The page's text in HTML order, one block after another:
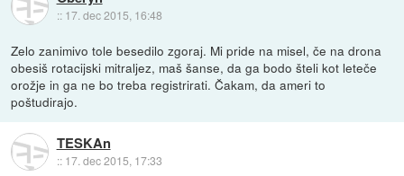
:: 17. dec 2015, 16:48
Zelo zanimivo tole besedilo zgoraj. Mi pride na misel, če na drona
obesiš rotacijski mitraljez, maš šanse, da ga bodo šteli kot leteče
orožje in ga ne bo treba registrirati. Čakam, da ameri to
poštudirajo.
TESKAn
:: 17. dec 2015, 17:33